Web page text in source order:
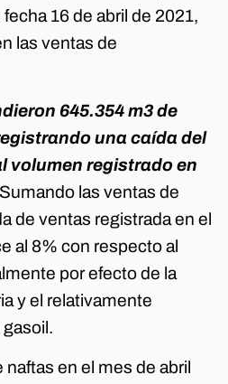
16 de abril de 2021,
las ventas de
645.354 m3 de
una caída del
volumen registrado en
las ventas de
de ventas registrada en el
al 8% con respecto al
por efecto de la
y el relativamente
naftas en el mes de abril